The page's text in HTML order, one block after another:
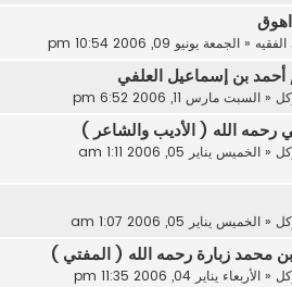
« الجمعة يونيو 09, 2006 10:54 pm
أحمد بن إسماعيل العلفي
« السبت مارس 11, 2006 6:52 pm
الله ( الأديب والشاعر )
« الخميس يناير 05, 2006 1:11 am
« الخميس يناير 05, 2006 1:07 am
محمد زبارة رحمه الله ( المفتي )
« الأربعاء يناير 04, 2006 11:35 pm